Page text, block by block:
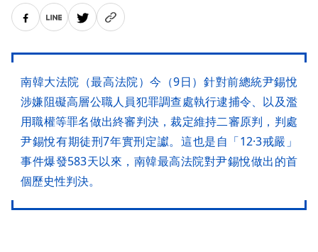
南韓大法院（最高法院）今（9日）針對前總統尹錫悅
涉嫌阻礙高層公職人員犯罪調查處執行逮捕令、以及濫
用職權等罪名做出終審判決，裁定維持二審原判，判處
尹錫悅有期徒刑7年實刑定讞。這也是自「12·3戒嚴」
事件爆發583天以來，南韓最高法院對尹錫悅做出的首
個歷史性判決。